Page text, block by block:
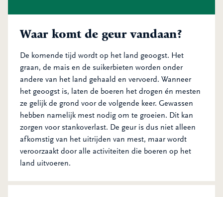
Waar komt de geur vandaan?
De komende tijd wordt op het land geoogst. Het
graan, de mais en de suikerbieten worden onder
andere van het land gehaald en vervoerd. Wanneer
het geoogst is, laten de boeren het drogen én mesten
ze gelijk de grond voor de volgende keer. Gewassen
hebben namelijk mest nodig om te groeien. Dit kan
zorgen voor stankoverlast. De geur is dus niet alleen
afkomstig van het uitrijden van mest, maar wordt
veroorzaakt door alle activiteiten die boeren op het
land uitvoeren.